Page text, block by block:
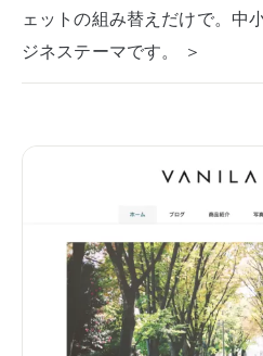
ェットの組み替えだけで。中
ジネステーマです。 ＞